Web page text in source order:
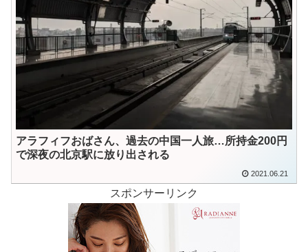
アラフィフおばさん、過去の中国一人旅…所持金200円
で深夜の北京駅に放り出される
2021.06.21
スポンサーリンク